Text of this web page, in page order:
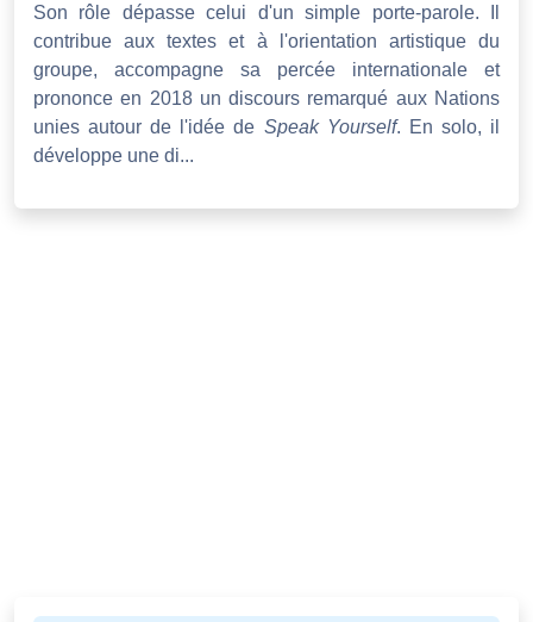
Son rôle dépasse celui d'un simple porte-parole. Il
contribue aux textes et à l'orientation artistique du
groupe, accompagne sa percée internationale et
prononce en 2018 un discours remarqué aux Nations
unies autour de l'idée de Speak Yourself. En solo, il
développe une di...